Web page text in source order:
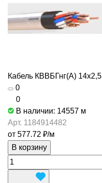
Кабель КВВБГнг(А) 14х2,5
0
0
В наличии: 14557 м
Арт. 1184914482
от 577.72 ₽/м
В корзину